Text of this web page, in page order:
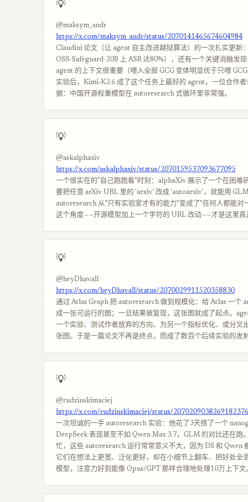
💡
@maksym_andr
https://x.com/maksym_andr/status/2070141465674604984
Claudini 论文（让 agent 自主改进越狱算法）的一次扎实更新
OSS-Safeguard-20B 上 ASR 达80%），还有一个关键消融发
agent 的上下文很重要（喂入全部 GCG 变体明显优于只喂
实验后，Kimi-K2.6 成了这个任务上最好的 agent，一位合作
据：中国开源权重模型在 autoresearch 式循环里非常强。
💡
@askalphaxiv
https://x.com/askalphaxiv/status/2070159537093677095
一个很实在的"自己跑跑看"时刻：alphaXiv 展示了一个在困难
要把任意 arXiv URL 里的 'arxiv' 改成 'autoarxiv'，就能用
autoresearch 从"只有实验室才有的能力"变成了"任何人都能
这个角度——开源模型加上一个字符的 URL 改动——才是这里真
💡
@heyDhavall
https://x.com/heyDhavall/status/2070029911520358830
通过 Atlas Graph 把 autoresearch 做到规模化：给 Atlas 一个
成一张可运行的图；一旦结果被复现，这张图就成了起点。
一个实验、测试作者放弃的方向、为另一个指标优化、或分
张图。于是一篇论文不再是终点，而成了数百个后续实验的发
💡
@rudzinskimaciej
https://x.com/rudzinskimaciej/status/2070209038269182376
一次坦诚的一手 autoresearch 实验：他花了3天搭了一个
DeepSeek 表现甚至不如 Qwen Max 3.7，GLM 的对比还在跑
忙，这些 autoresearch 运行常常意义不大，因为 DS 和 Qwen
它们在想法上更宽、泛化更好，却在小细节上翻车、把好处全
模型，注意力好到能像 Opus/GPT 那样合理地处理10万上下文